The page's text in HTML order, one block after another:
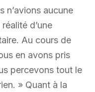
n’avions aucune
d’une
Au cours de
en avons pris
percevons tout le
» Quant à la